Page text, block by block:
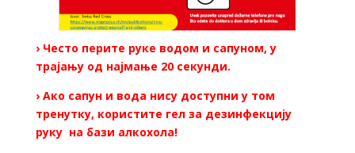
› Често перите руке водом и сапуном, у
трајању од најмање 20 секунди.
› Ако сапун и вода нису доступни у том
тренутку, користите гел за дезинфекцију
руку на бази алкохола!